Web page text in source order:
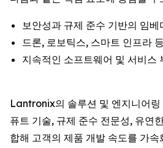
보안성과 규제 준수 기반의 임베
드론, 로보틱스, 스마트 인프라
지속적인 소프트웨어 및 서비스
Lantronix의 솔루션 및 엔지니어링
퓨트 기술, 규제 준수 전문성, 유연
합해 고객의 제품 개발 속도를 가